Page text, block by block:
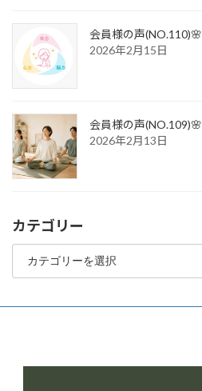
会員様の声(NO.110)🌸
2026年2月15日
会員様の声(NO.109)🌸
2026年2月13日
カテゴリー
カ
ゴ
ー